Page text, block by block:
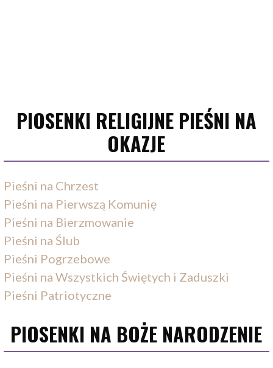
PIOSENKI RELIGIJNE PIEŚNI NA
OKAZJE
Pieśni na Chrzest
Pieśni na Pierwszą Komunię
Pieśni na Bierzmowanie
Pieśni na Ślub
Pieśni Pogrzebowe
Pieśni na Wszystkich Świętych i Zaduszki
Pieśni Patriotyczne
PIOSENKI NA BOŻE NARODZENIE